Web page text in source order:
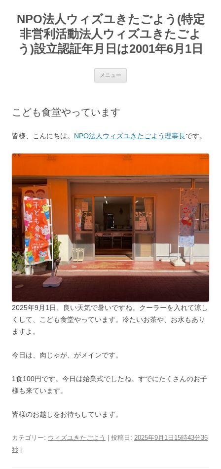
テ
ンNPO法人ウィズユきたごよう(特定
非営利活動法人ウィズユきたごよ
う)設立認証年月日は2001年6月1日
メニュー
こども食堂やっています
皆様、こんにちは。 NPO法人ウィズユきたごよう理事長です。
2025年9月1日、良い天気で暑いですね。クーラーを入れて涼し
くして、こども食堂やっています。冷たいお茶や、お水もあり
ますよ。
今日は、肉じゃが、がメインです。
1食100円です。今日は始業式でしたね。すでにたくさんのお子
様も来ています。
皆様のお越しをお待ちしています。
カテゴリー: ウィズユきたごよう | 投稿日: 2025年9月1日15時43分36
秒